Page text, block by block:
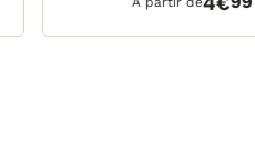
250 ml
500 ml